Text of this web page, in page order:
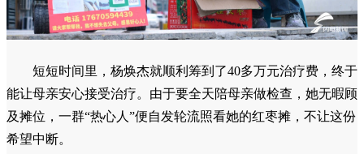
短短时间里，杨焕杰就顺利筹到了40多万元治疗费，终于
能让母亲安心接受治疗。由于要全天陪母亲做检查，她无暇顾
及摊位，一群“热心人”便自发轮流照看她的红枣摊，不让这份
希望中断。